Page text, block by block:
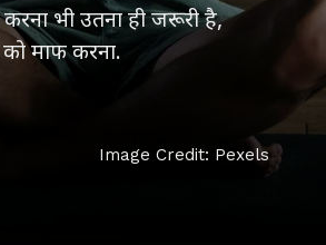
भी उतना ही जरूरी है,
माफ करना.
Image Credit: Pexels